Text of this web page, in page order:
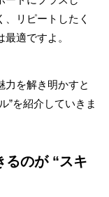
リピートしたく
適ですよ。
を解き明かすと
”を紹介していきま
るのが “スキ